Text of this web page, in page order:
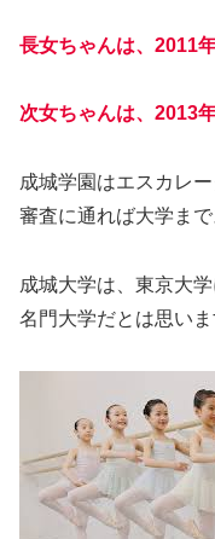
長女ちゃんは、2011
次女ちゃんは、2013
成城学園はエスカレ
審査に通れば大学ま
成城大学は、東京大
名門大学だとは思いま